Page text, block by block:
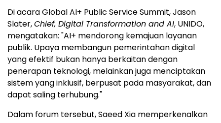
Di acara Global AI+ Public Service Summit, Jason
Slater,Chief, Digital Transformation and AI, UNIDO,
mengatakan: "AI+ mendorong kemajuan layanan
publik. Upaya membangun pemerintahan digital
yang efektif bukan hanya berkaitan dengan
penerapan teknologi, melainkan juga menciptakan
sistem yang inklusif, berpusat pada masyarakat, dan
dapat saling terhubung."
Dalam forum tersebut, Saeed Xia memperkenalkan